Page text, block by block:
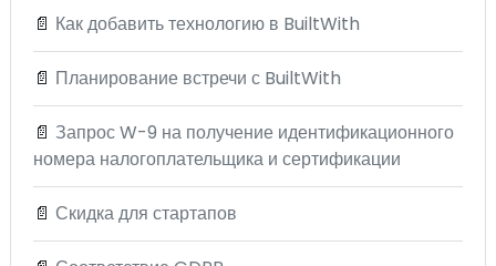
📄 Как добавить технологию в BuiltWith
📄 Планирование встречи с BuiltWith
📄 Запрос W-9 на получение идентификационного
номера налогоплательщика и сертификации
📄 Скидка для стартапов